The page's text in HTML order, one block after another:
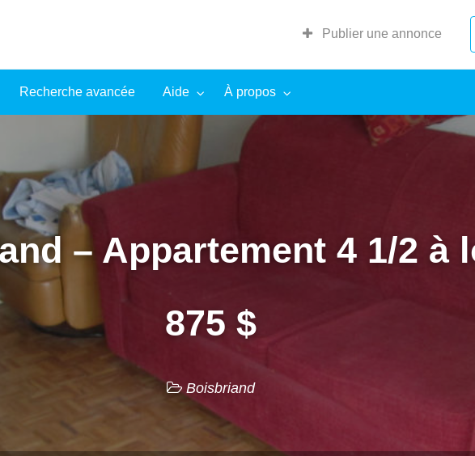
Publier une annonce
Recherche avancée Aide À propos
– Appartement 4 1/2 à
875 $
Boisbriand